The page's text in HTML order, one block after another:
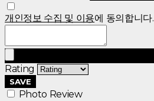
개인정보 수집 및 이용에 동의합니다.
Rating
SAVE
Photo Review